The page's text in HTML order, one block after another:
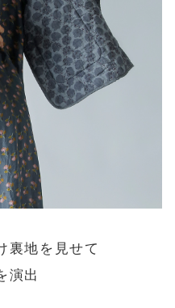
裏地を見せて
演出